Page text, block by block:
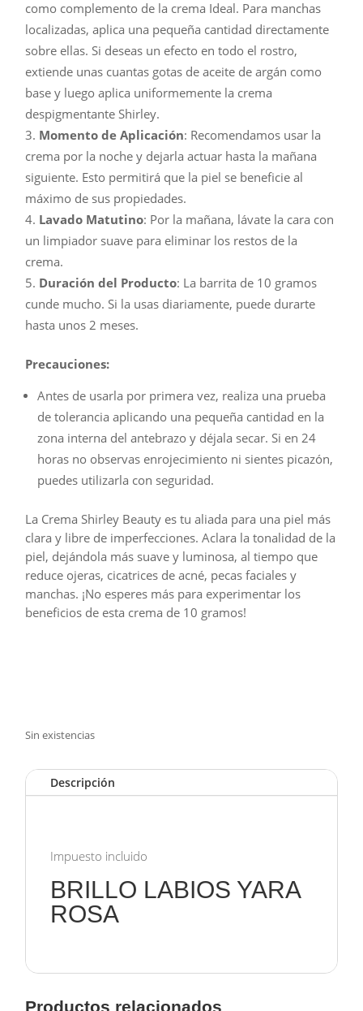
como complemento de la crema Ideal. Para manchas
localizadas, aplica una pequeña cantidad directamente
sobre ellas. Si deseas un efecto en todo el rostro,
extiende unas cuantas gotas de aceite de argán como
base y luego aplica uniformemente la crema
despigmentante Shirley.
Momento de Aplicación: Recomendamos usar la
crema por la noche y dejarla actuar hasta la mañana
siguiente. Esto permitirá que la piel se beneficie al
máximo de sus propiedades.
Lavado Matutino: Por la mañana, lávate la cara con
un limpiador suave para eliminar los restos de la
crema.
Duración del Producto: La barrita de 10 gramos
cunde mucho. Si la usas diariamente, puede durarte
hasta unos 2 meses.
Precauciones:
Antes de usarla por primera vez, realiza una prueba
de tolerancia aplicando una pequeña cantidad en la
zona interna del antebrazo y déjala secar. Si en 24
horas no observas enrojecimiento ni sientes picazón,
puedes utilizarla con seguridad.
La Crema Shirley Beauty es tu aliada para una piel más
clara y libre de imperfecciones. Aclara la tonalidad de la
piel, dejándola más suave y luminosa, al tiempo que
reduce ojeras, cicatrices de acné, pecas faciales y
manchas. ¡No esperes más para experimentar los
beneficios de esta crema de 10 gramos!
Sin existencias
Descripción
Impuesto incluido
BRILLO LABIOS YARA
ROSA
Productos relacionados